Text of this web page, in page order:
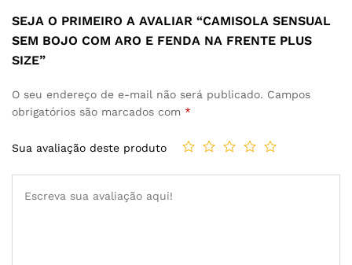
SEJA O PRIMEIRO A AVALIAR “CAMISOLA SENSUAL
SEM BOJO COM ARO E FENDA NA FRENTE PLUS
SIZE”
O seu endereço de e-mail não será publicado. Campos
obrigatórios são marcados com *
Sua avaliação deste produto